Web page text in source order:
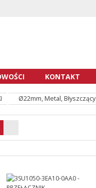
KONTAKT
Ø22mm, Metal, Błyszczący